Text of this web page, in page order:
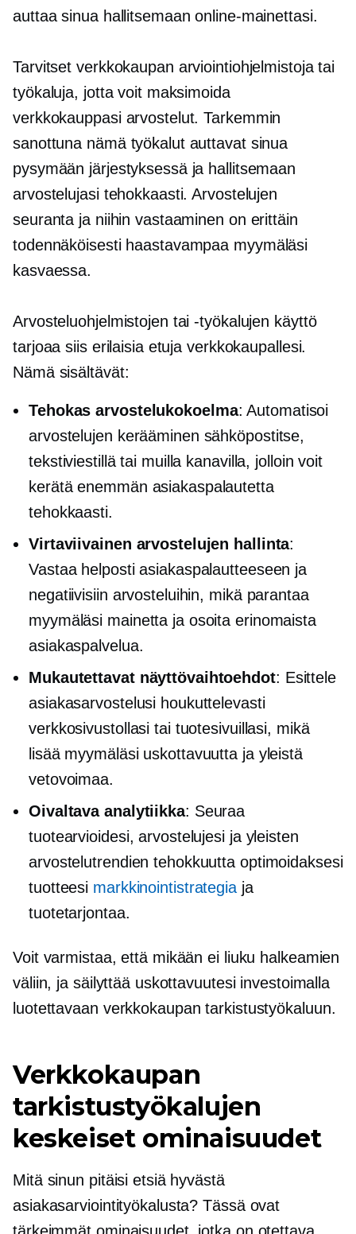
auttaa sinua hallitsemaan online-mainettasi.
Tarvitset verkkokaupan arviointiohjelmistoja tai
työkaluja, jotta voit maksimoida
verkkokauppasi arvostelut. Tarkemmin
sanottuna nämä työkalut auttavat sinua
pysymään järjestyksessä ja hallitsemaan
arvostelujasi tehokkaasti. Arvostelujen
seuranta ja niihin vastaaminen on erittäin
todennäköisesti haastavampaa myymäläsi
kasvaessa.
Arvosteluohjelmistojen tai -työkalujen käyttö
tarjoaa siis erilaisia ​​etuja verkkokaupallesi.
Nämä sisältävät:
Tehokas arvostelukokoelma: Automatisoi
arvostelujen kerääminen sähköpostitse,
tekstiviestillä tai muilla kanavilla, jolloin voit
kerätä enemmän asiakaspalautetta
tehokkaasti.
Virtaviivainen arvostelujen hallinta:
Vastaa helposti asiakaspalautteeseen ja
negatiivisiin arvosteluihin, mikä parantaa
myymäläsi mainetta ja osoita erinomaista
asiakaspalvelua.
Mukautettavat näyttövaihtoehdot: Esittele
asiakasarvostelusi houkuttelevasti
verkkosivustollasi tai tuotesivuillasi, mikä
lisää myymäläsi uskottavuutta ja yleistä
vetovoimaa.
Oivaltava analytiikka: Seuraa
tuotearvioidesi, arvostelujesi ja yleisten
arvostelutrendien tehokkuutta optimoidaksesi
tuotteesi markkinointistrategiaja
tuotetarjontaa.
Voit varmistaa, että mikään ei liuku halkeamien
väliin, ja säilyttää uskottavuutesi investoimalla
luotettavaan verkkokaupan tarkistustyökaluun.
Verkkokaupan
tarkistustyökalujen
keskeiset ominaisuudet
Mitä sinun pitäisi etsiä hyvästä
asiakasarviointityökalusta? Tässä ovat